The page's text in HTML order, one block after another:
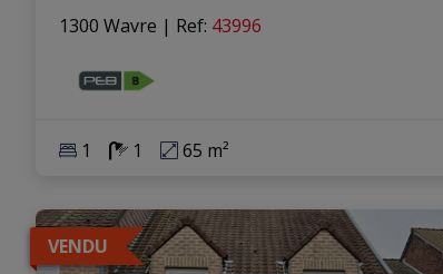
1300 Wavre | Ref: 43996
1 1 65 m²
VENDU